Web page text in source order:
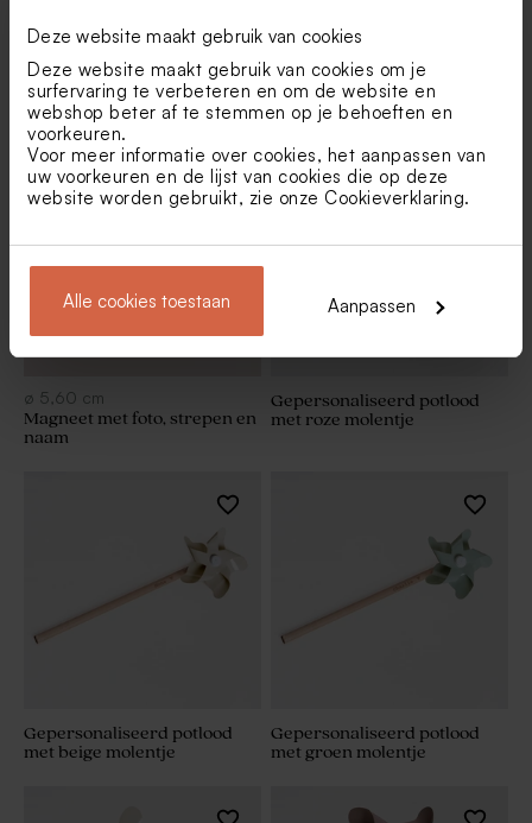
Deze website maakt gebruik van cookies
Deze website maakt gebruik van cookies om je
surfervaring te verbeteren en om de website en
webshop beter af te stemmen op je behoeften en
voorkeuren.
Voor meer informatie over cookies, het aanpassen van
uw voorkeuren en de lijst van cookies die op deze
website worden gebruikt, zie onze Cookieverklaring.
Alle cookies toestaan Aanpassen
ø5,60 cm
Magneet met foto, naam en
strepen
ø5,60 cm
Hippe magneet met foto,
namen en ruitjes
ø 5,60 cm
Magneet met foto, strepen en
naam
Gepersonaliseerd potlood
met roze molentje
Gepersonaliseerd potlood
met beige molentje
Gepersonaliseerd potlood
met groen molentje